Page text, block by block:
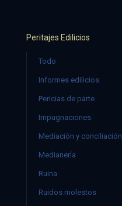
Peritajes Edilicios
Todo
Informes edilicios
Pericias de parte
Impugnaciones
Mediación y conciliación
Medianería
Ruina
Ruidos molestos